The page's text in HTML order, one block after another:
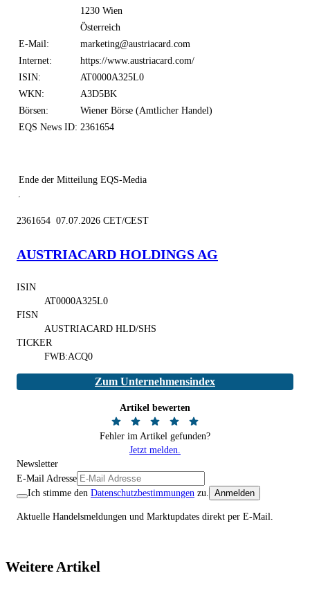
1230 Wien
Österreich
E-Mail:
marketing@austriacard.com
Internet:
https://www.austriacard.com/
ISIN:
AT0000A325L0
WKN:
A3D5BK
Börsen:
Wiener Börse (Amtlicher Handel)
EQS News ID: 2361654
Ende der Mitteilung EQS-Media
2361654 07.07.2026 CET/CEST
AUSTRIACARD HOLDINGS AG
ISIN
AT0000A325L0
FISN
AUSTRIACARD HLD/SHS
TICKER
FWB:ACQ0
Zum Unternehmensindex
Artikel bewerten
Fehler im Artikel gefunden?
Jetzt melden.
Newsletter
E-Mail Adresse
Ich stimme den Datenschutzbestimmungen zu. Anmelden
Aktuelle Handelsmeldungen und Marktupdates direkt per E-Mail.
Weitere Artikel